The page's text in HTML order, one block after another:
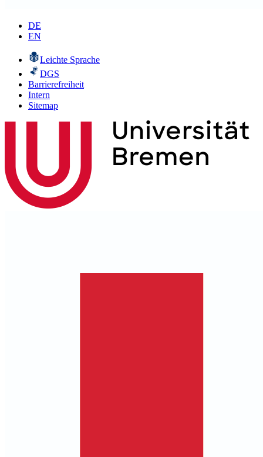
DE
EN
Leichte Sprache
DGS
Barrierefreiheit
Intern
Sitemap